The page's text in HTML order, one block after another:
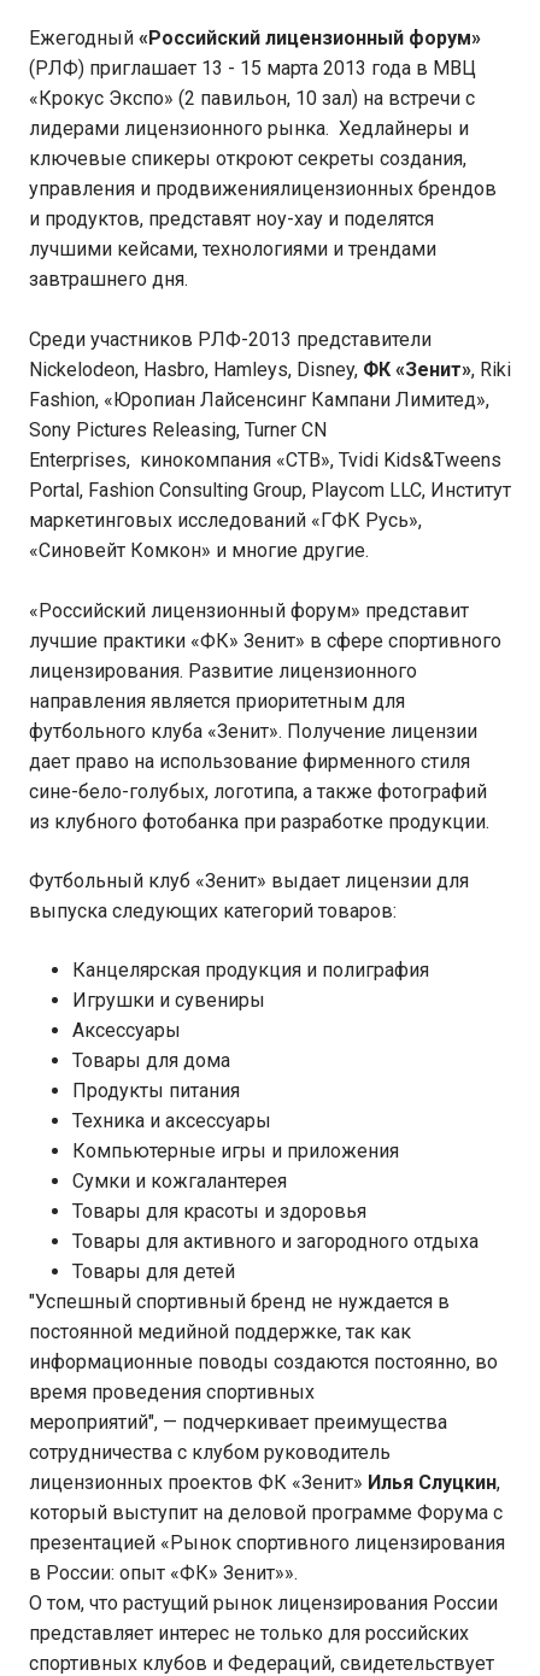
Ежегодный «Российский лицензионный форум»
(РЛФ) приглашает 13 - 15 марта 2013 года в МВЦ
«Крокус Экспо» (2 павильон, 10 зал) на встречи с
лидерами лицензионного рынка. Хедлайнеры и
ключевые спикеры откроют секреты создания,
управления и продвижениялицензионных брендов
и продуктов, представят ноу-хау и поделятся
лучшими кейсами, технологиями и трендами
завтрашнего дня.
Среди участников РЛФ-2013 представители
Nickelodeon, Hasbro, Hamleys, Disney, ФК «Зенит», Riki
Fashion, «Юропиан Лайсенсинг Кампани Лимитед»,
Sony Pictures Releasing, Turner CN
Enterprises, кинокомпания «СТВ», Tvidi Kids&Tweens
Portal, Fashion Consulting Group, Playcom LLC, Институт
маркетинговых исследований «ГФК Русь»,
«Синовейт Комкон» и многие другие.
«Российский лицензионный форум» представит
лучшие практики «ФК» Зенит» в сфере спортивного
лицензирования. Развитие лицензионного
направления является приоритетным для
футбольного клуба «Зенит». Получение лицензии
дает право на использование фирменного стиля
сине-бело-голубых, логотипа, а также фотографий
из клубного фотобанка при разработке продукции.
Футбольный клуб «Зенит» выдает лицензии для
выпуска следующих категорий товаров:
Канцелярская продукция и полиграфия
Игрушки и сувениры
Аксессуары
Товары для дома
Продукты питания
Техника и аксессуары
Компьютерные игры и приложения
Сумки и кожгалантерея
Товары для красоты и здоровья
Товары для активного и загородного отдыха
Товары для детей
"Успешный спортивный бренд не нуждается в
постоянной медийной поддержке, так как
информационные поводы создаются постоянно, во
время проведения спортивных
мероприятий", — подчеркивает преимущества
сотрудничества с клубом руководитель
лицензионных проектов ФК «Зенит» Илья Слуцкин,
который выступит на деловой программе Форума с
презентацией «Рынок спортивного лицензирования
в России: опыт «ФК» Зенит»».
О том, что растущий рынок лицензирования России
представляет интерес не только для российских
спортивных клубов и Федераций, свидетельствует